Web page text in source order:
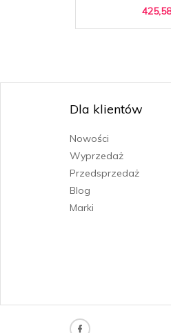
425,58
Dla klientów
Nowości
Wyprzedaż
Przedsprzedaż
Blog
Marki